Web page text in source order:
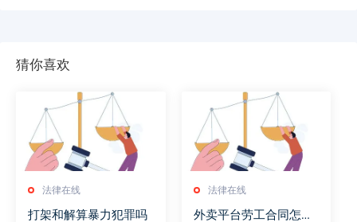
猜你喜欢
法律在线
打架和解算暴力犯罪吗
法律在线
外卖平台劳工合同怎么